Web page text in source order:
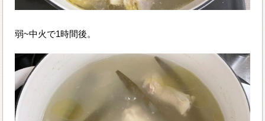
弱~中火で1時間後。